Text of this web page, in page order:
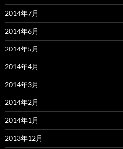
2014年7月
2014年6月
2014年5月
2014年4月
2014年3月
2014年2月
2014年1月
2013年12月